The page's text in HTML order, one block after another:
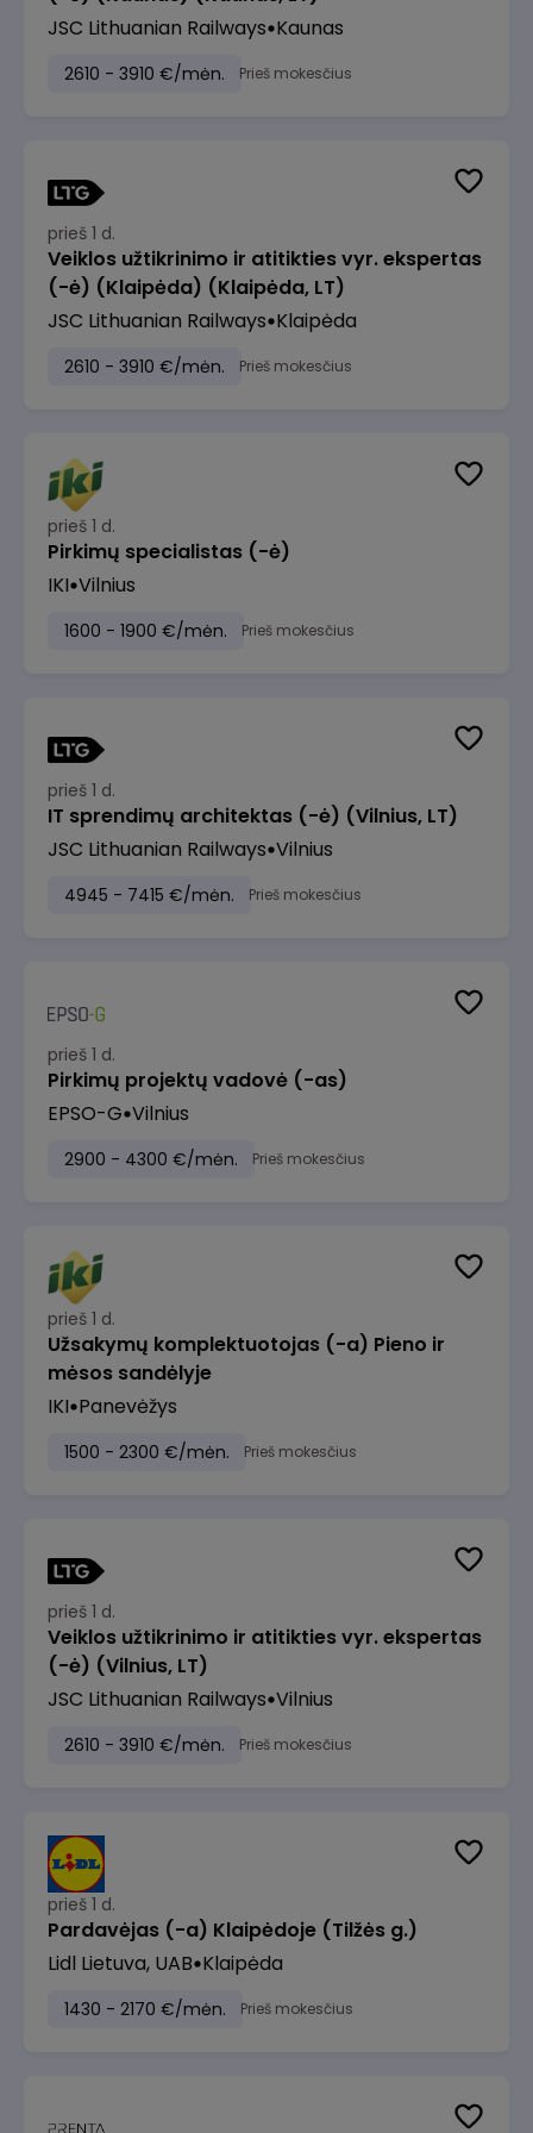
JSC Lithuanian Railways Kaunas
2610 - 3910 €/mėn. Prieš mokesčius
prieš 1 d.
Veiklos užtikrinimo ir atitikties vyr. ekspertas
(-ė) (Klaipėda) (Klaipėda, LT)
JSC Lithuanian Railways Klaipėda
2610 - 3910 €/mėn. Prieš mokesčius
prieš 1 d.
Pirkimų specialistas (-ė)
IKI Vilnius
1600 - 1900 €/mėn. Prieš mokesčius
prieš 1 d.
IT sprendimų architektas (-ė) (Vilnius, LT)
JSC Lithuanian Railways Vilnius
4945 - 7415 €/mėn. Prieš mokesčius
prieš 1 d.
Pirkimų projektų vadovė (-as)
EPSO-G Vilnius
2900 - 4300 €/mėn. Prieš mokesčius
prieš 1 d.
Užsakymų komplektuotojas (-a) Pieno ir
mėsos sandėlyje
IKI Panevėžys
1500 - 2300 €/mėn. Prieš mokesčius
prieš 1 d.
Veiklos užtikrinimo ir atitikties vyr. ekspertas
(-ė) (Vilnius, LT)
JSC Lithuanian Railways Vilnius
2610 - 3910 €/mėn. Prieš mokesčius
prieš 1 d.
Pardavėjas (-a) Klaipėdoje (Tilžės g.)
Lidl Lietuva, UAB Klaipėda
1430 - 2170 €/mėn. Prieš mokesčius